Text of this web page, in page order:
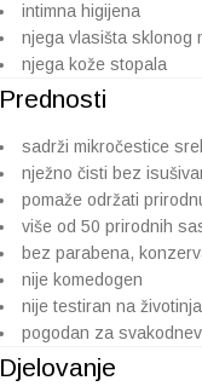
intimna higijena
njega vlasišta sklonog
njega kože stopala
Prednosti
sadrži mikročestice
nježno čisti bez
pomaže održati
više od 50 prirodnih
bez parabena,
nije komedogen
nije testiran na
pogodan za
Djelovanje